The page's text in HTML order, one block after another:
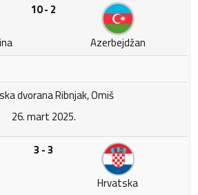
10 - 2
Azerbejdžan
dvorana Ribnjak, Omiš
26. mart 2025.
3 - 3
Hrvatska